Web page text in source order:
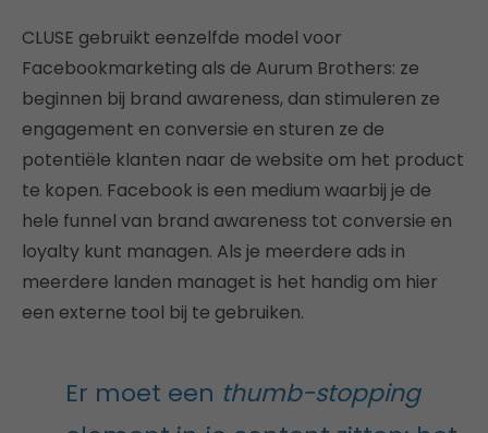
CLUSE gebruikt eenzelfde model voor
Facebookmarketing als de Aurum Brothers: ze
beginnen bij brand awareness, dan stimuleren ze
engagement en conversie en sturen ze de
potentiële klanten naar de website om het product
te kopen. Facebook is een medium waarbij je de
hele funnel van brand awareness tot conversie en
loyalty kunt managen. Als je meerdere ads in
meerdere landen managet is het handig om hier
een externe tool bij te gebruiken.
Er moet een thumb-stopping